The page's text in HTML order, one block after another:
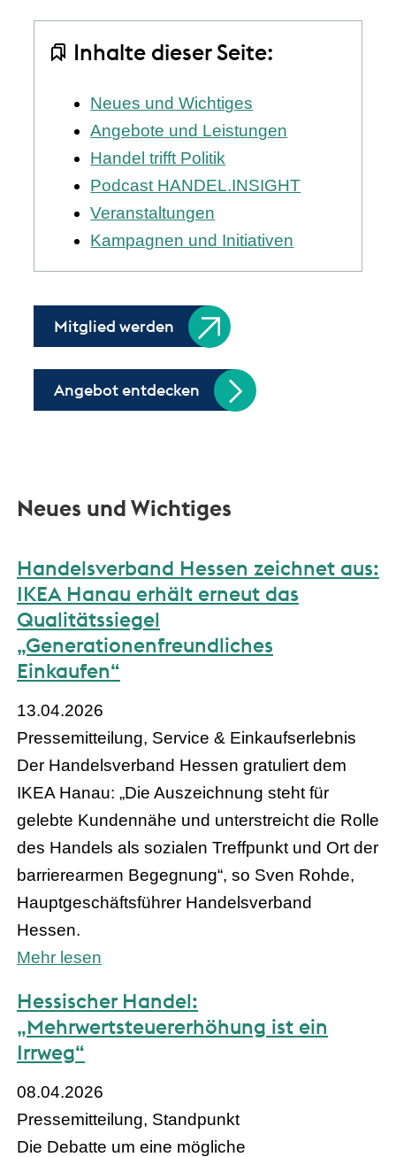
Inhalte dieser Seite:
Neues und Wichtiges
Angebote und Leistungen
Handel trifft Politik
Podcast HANDEL.INSIGHT
Veranstaltungen
Kampagnen und Initiativen
Mitglied werden
Angebot entdecken
Neues und Wichtiges
Handelsverband Hessen zeichnet aus:
IKEA Hanau erhält erneut das
Qualitätssiegel
„Generationenfreundliches
Einkaufen“
13.04.2026
Pressemitteilung, Service & Einkaufserlebnis
Der Handelsverband Hessen gratuliert dem
IKEA Hanau: „Die Auszeichnung steht für
gelebte Kundennähe und unterstreicht die Rolle
des Handels als sozialen Treffpunkt und Ort der
barrierearmen Begegnung“, so Sven Rohde,
Hauptgeschäftsführer Handelsverband
Hessen.
Mehr lesen
Hessischer Handel:
„Mehrwertsteuererhöhung ist ein
Irrweg“
08.04.2026
Pressemitteilung, Standpunkt
Die Debatte um eine mögliche